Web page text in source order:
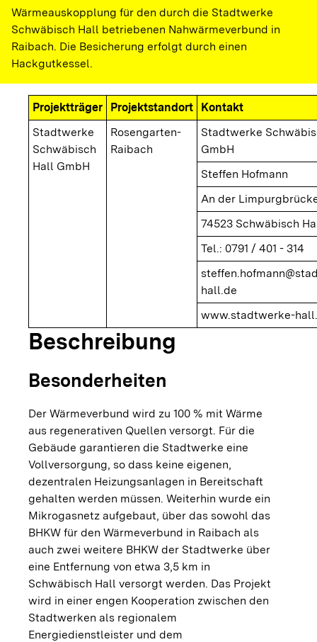
Wärmeauskopplung für den durch die Stadtwerke
Schwäbisch Hall betriebenen Nahwärmeverbund in
Raibach. Die Besicherung erfolgt durch einen
Hackgutkessel.
Projektträger Projektstandort
Kontakt
Stadtwerke
Schwäbisch
Hall GmbH
Rosengarten-
Raibach
Stadtwerke
GmbH
Steffen Hofmann
An der
74523 Schwäbisch
Tel.: 0791 / 401 - 314
hall.de
www.stadtwerke-
Beschreibung
Besonderheiten
Der Wärmeverbund wird zu 100 % mit Wärme
aus regenerativen Quellen versorgt. Für die
Gebäude garantieren die Stadtwerke eine
Vollversorgung, so dass keine eigenen,
dezentralen Heizungsanlagen in Bereitschaft
gehalten werden müssen. Weiterhin wurde ein
Mikrogasnetz aufgebaut, über das sowohl das
BHKW für den Wärmeverbund in Raibach als
auch zwei weitere BHKW der Stadtwerke über
eine Entfernung von etwa 3,5 km in
Schwäbisch Hall versorgt werden. Das Projekt
wird in einer engen Kooperation zwischen den
Stadtwerken als regionalem
Energiedienstleister und dem